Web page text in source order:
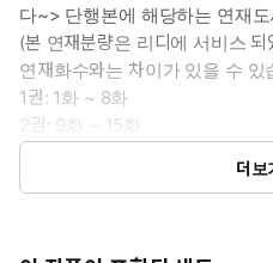
다~> 단행본에 해당하는 연재
(본 연재분량은 리디에 서비스
연재화수와는 차이가 있을 수 있
1권: 1화 ~ 8화
2권: 9화 ~ 15화
3권: 16화 ~ 22화
더보